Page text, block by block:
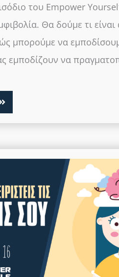
του Empower
Θα δούμε τι
μπορούμε να
εμποδίζουν να